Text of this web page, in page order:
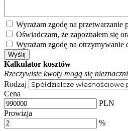
Wyrażam zgodę na przetwarzanie
Oświadczam, że zapoznałem się
Wyrażam zgodę na
Wyślij
Kalkulator kosztów
Rzeczywiste kwoty mogą się
Rodzaj
Cena
PLN
Prowizja
%